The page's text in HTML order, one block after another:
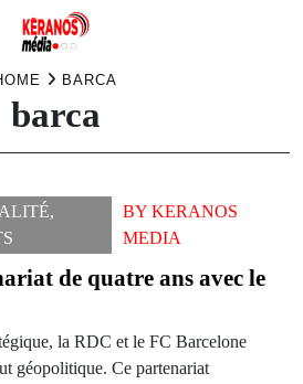
BARCA
barca
,
BYKERANOS
MEDIA
de quatre ans avec le
la RDC et le FC Barcelone
géopolitique. Ce partenariat